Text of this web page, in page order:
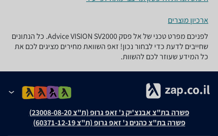
ארכיון מוצרים
לפניכם מפרט טכני של ‏אל פסק Advice VISION SV2000. כל הנתונים
שחייבים לדעת כדי לבחור נכון! זאפ השוואת מחירים מציגים לכם את
כל המידע שעוזר לכם להשוות.
פשרה בת"צ אבנצ'יק נ' זאפ גרופ (ת"צ 23008-08-20)
פשרה בת"צ כהנים נ' זאפ גרופ (ת"צ 60371-12-19)